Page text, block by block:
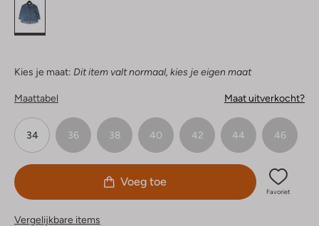
Kies je maat: Dit item valt normaal, kies je eigen maat
Maattabel Maat uitverkocht?
34 36 38 40 42 44 46
Voeg toe
Favoriet
Vergelijkbare items